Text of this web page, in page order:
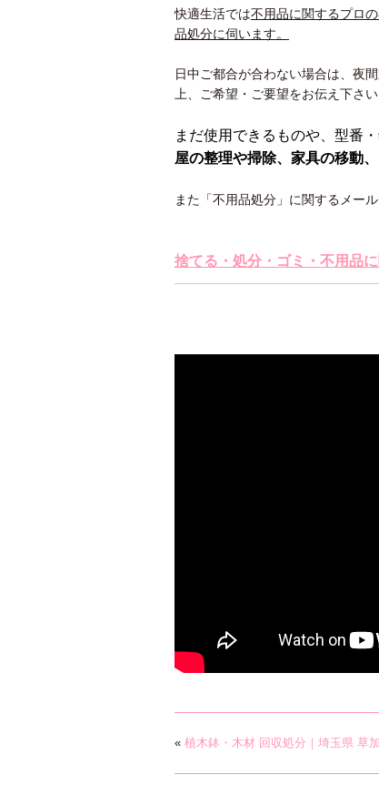
快適生活では不用品に関するプロ
品処分に伺います。
日中ご都合が合わない場合は、夜
上、ご希望・ご要望をお伝え下さい
まだ使用できるものや、型番
屋の整理や掃除、家具の移動
また「不用品処分」に関するメー
捨てる・処分・ゴミ・不用品
« 植木鉢・木材 回収処分｜埼玉県 草